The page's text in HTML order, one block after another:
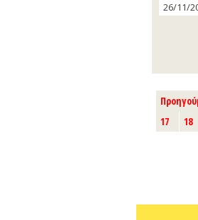
26/11/
17
18